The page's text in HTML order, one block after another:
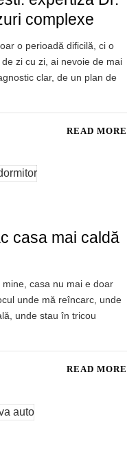
complexe
o perioadă dificilă, ci o
zi cu zi, ai nevoie de mai
clar, de un plan de
READ MORE
casa mai caldă
casa nu mai e doar
unde mă reîncarc, unde
unde stau în tricou
READ MORE